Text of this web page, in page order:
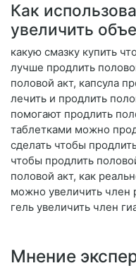
Как
увеличить
какую смазку купить
лучше продлить
половой акт, капсула
лечить и продлить
помогают продлить
таблетками можно
сделать чтобы
чтобы продлить
половой акт, как
можно увеличить член
гель увеличить член
Мнение